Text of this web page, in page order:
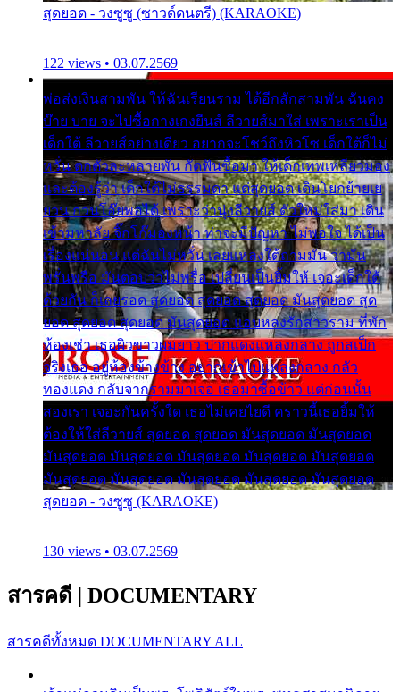
สุดยอด - วงซูซู (ซาวด์ดนตรี) (KARAOKE)
122 views • 03.07.2569
พ่อส่งเงินสามพัน ให้ฉันเรียนราม ได้อีกสักสามพัน ฉันคง
บ๊าย บาย จะไปซื้อกางเกงยีนส์ ลีวายส์มาใส่ เพราะเราเป็น
เด็กใต้ ลีวายส์อย่างเดียว อยากจะโชว์ถึงหิวโซ เด็กใต้ก็ไม่
หวั่น ตกตัวละหลายพัน กัดฟันซื้อมา ให้เด็กเทพเหลียวมอง
และต้องรู้ว่า เด็กใต้ไม่ธรรมดา แต่สุดยอด เดินโยกย้ายเย
ยวน กวนโอ๊ยพอได้ เพราะว่านุ่งลีวายส์ ตัวใหม่ใส่มา เดิน
เข้ามหาลัย จิ๊กโก๊มองหน้า ท่าจะมีปัญหา ไม่พอใจ ได้เป็น
เรื่องแน่นอน แต่ฉันไม่หวั่น เลยแหลงใต้ถามมัน ว่ามัน
พรั่นพรือ มันตอบว่าไม่พรื่อ เปลี่ยนเป็นยิ้มให้ เจอะเด็กใต้
ด้วยกัน ก็เลยรอด สุดยอด สุดยอด สุดยอด มันสุดยอด สุด
ยอด สุดยอด สุดยอด มันสุดยอด แอบหลงรักสาวราม ที่พัก
ห้องเช่า เธอผิวขาวผมยาว ปากแดงแหลงกลาง ถูกสเป็ก
จริงเธอ อยู่ห้องข้างข้าง อยากเข้าไปแหลงกลาง กลัว
ทองแดง กลับจากรามมาเจอ เธอมาซื้อข้าว แต่ก่อนนั้น
สองเรา เจอะกันครั้งใด เธอไม่เคยไยดี คราวนี้เธอยิ้มให้
ต้องให้ใส่ลีวายส์ สุดยอด สุดยอด มันสุดยอด มันสุดยอด
มันสุดยอด มันสุดยอด มันสุดยอด มันสุดยอด มันสุดยอด
มันสุดยอด มันสุดยอด มันสุดยอด มันสุดยอด มันสุดยอด
สุดยอด - วงซูซู (KARAOKE)
130 views • 03.07.2569
สารคดี | DOCUMENTARY
สารคดีทั้งหมด DOCUMENTARY ALL